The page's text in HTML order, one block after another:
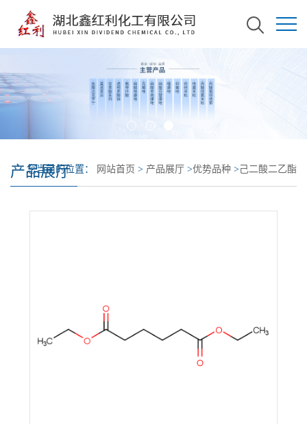
产品展厅
您当前的位置： 网站首页 > 产品展厅 >优势品种 > 己二酸二乙酯